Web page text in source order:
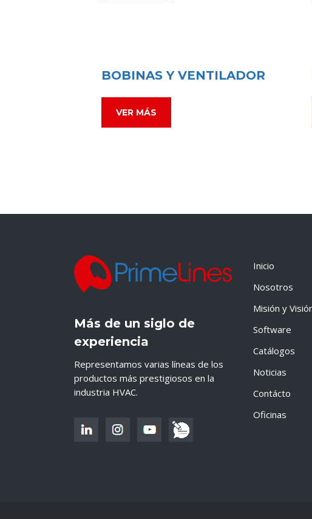
BOBINAS Y VENTILADOR
VER MÁS
Más de un siglo de
experiencia
Representamos varias líneas de los
productos más prestigiosos en la
industria HVAC.
Inicio
Nosotros
Misión y
Software
Catálogos
Noticias
Contácto
Oficinas